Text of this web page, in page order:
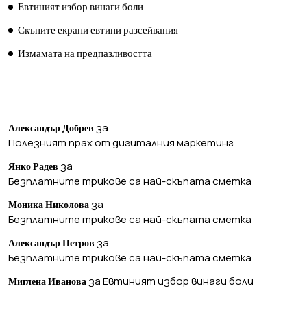
Евтиният избор винаги боли
Скъпите екрани евтини разсейвания
Измамата на предпазливостта
Александър Добрев за
Полезният прах от дигиталния маркетинг
Янко Радев за
Безплатните трикове са най-скъпата сметка
Моника Николова за
Безплатните трикове са най-скъпата сметка
Александър Петров за
Безплатните трикове са най-скъпата сметка
Миглена Иванова заЕвтиният избор винаги боли